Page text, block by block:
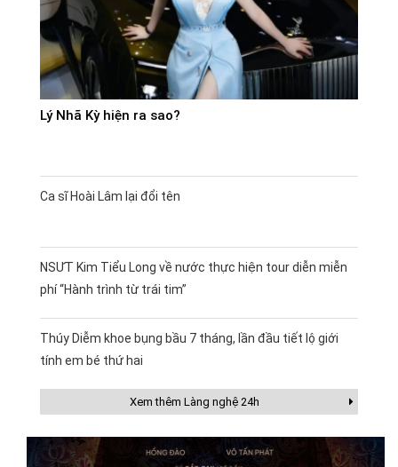
Lý Nhã Kỳ hiện ra sao?
Ca sĩ Hoài Lâm lại đổi tên
NSƯT Kim Tiểu Long về nước thực hiện tour diễn miễn
phí “Hành trình từ trái tim”
Thúy Diễm khoe bụng bầu 7 tháng, lần đầu tiết lộ giới
tính em bé thứ hai
Xem thêm Làng nghệ 24h